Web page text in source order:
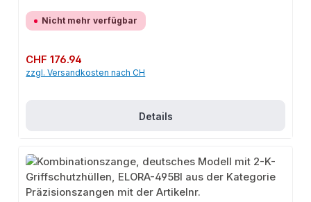
Nicht mehr verfügbar
Regulärer Preis:
CHF 176.94
zzgl. Versandkosten nach CH
Details